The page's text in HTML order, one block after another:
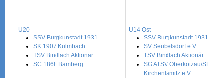
U20
SSV Burgkunstadt 1931
SK 1907 Kulmbach
TSV Bindlach Aktionär
SC 1868 Bamberg
U14 Ost
SSV Burgkunstadt 1931
SV Seubelsdorf e.V.
TSV Bindlach Aktionär
SG ATSV Oberkotzau/SF
Kirchenlamitz e.V.